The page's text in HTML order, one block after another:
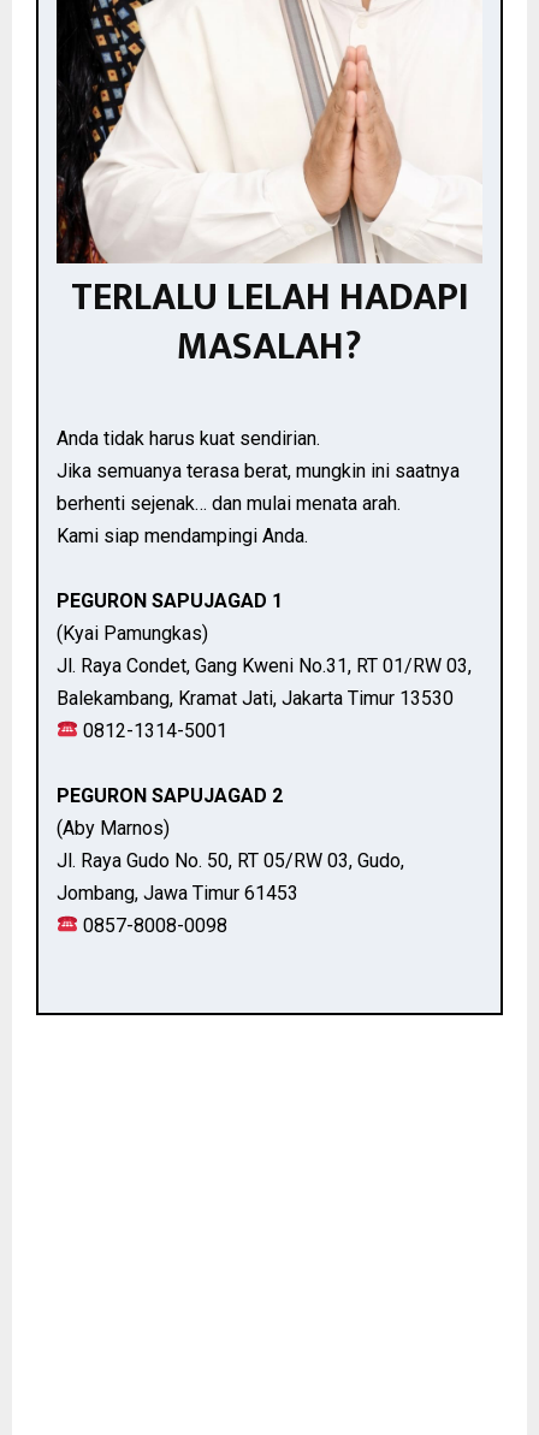
TERLALU LELAH HADAPI
MASALAH?
Anda tidak harus kuat sendirian.
Jika semuanya terasa berat, mungkin ini saatnya
berhenti sejenak… dan mulai menata arah.
Kami siap mendampingi Anda.
PEGURON SAPUJAGAD 1
(Kyai Pamungkas)
Jl. Raya Condet, Gang Kweni No.31, RT 01/RW 03,
Balekambang, Kramat Jati, Jakarta Timur 13530
0812-1314-5001
PEGURON SAPUJAGAD 2
(Aby Marnos)
Jl. Raya Gudo No. 50, RT 05/RW 03, Gudo,
Jombang, Jawa Timur 61453
0857-8008-0098